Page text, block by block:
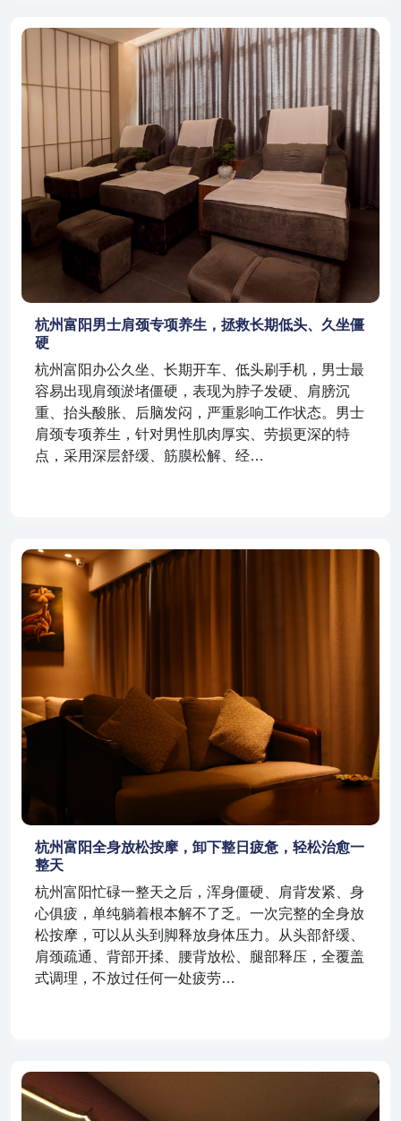
杭州富阳男士肩颈专项养生，拯救长期低头、久坐僵
硬
杭州富阳办公久坐、长期开车、低头刷手机，男士最
容易出现肩颈淤堵僵硬，表现为脖子发硬、肩膀沉
重、抬头酸胀、后脑发闷，严重影响工作状态。男士
肩颈专项养生，针对男性肌肉厚实、劳损更深的特
点，采用深层舒缓、筋膜松解、经…
杭州富阳全身放松按摩，卸下整日疲惫，轻松治愈一
整天
杭州富阳忙碌一整天之后，浑身僵硬、肩背发紧、身
心俱疲，单纯躺着根本解不了乏。一次完整的全身放
松按摩，可以从头到脚释放身体压力。从头部舒缓、
肩颈疏通、背部开揉、腰背放松、腿部释压，全覆盖
式调理，不放过任何一处疲劳…